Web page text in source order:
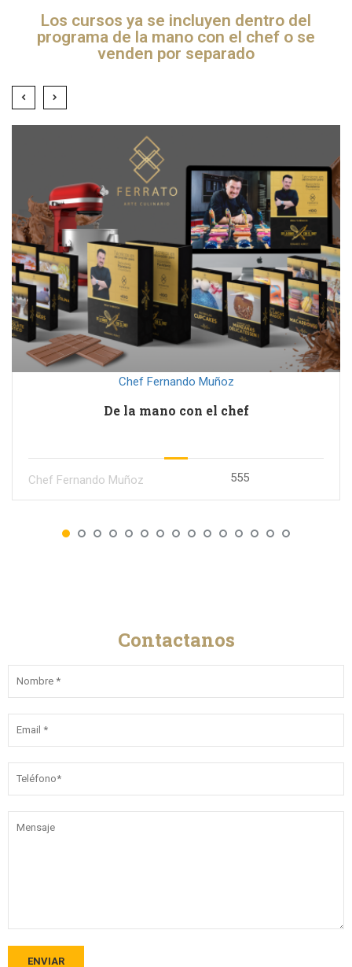
Los cursos ya se incluyen dentro del
programa de la mano con el chef o se
venden por separado
Chef Fernando Muñoz
De la mano con el chef
Chef Fernando Muñoz 555
Contactanos